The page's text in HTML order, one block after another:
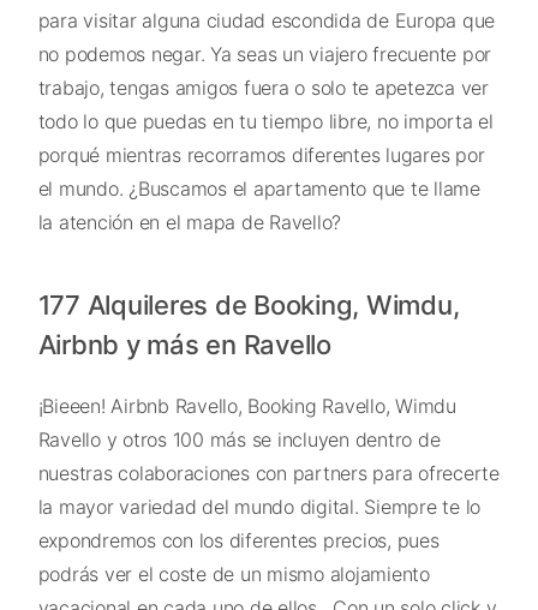
para visitar alguna ciudad escondida de Europa que
no podemos negar. Ya seas un viajero frecuente por
trabajo, tengas amigos fuera o solo te apetezca ver
todo lo que puedas en tu tiempo libre, no importa el
porqué mientras recorramos diferentes lugares por
el mundo. ¿Buscamos el apartamento que te llame
la atención en el mapa de Ravello?
177 Alquileres de Booking, Wimdu,
Airbnb y más en Ravello
¡Bieeen! Airbnb Ravello, Booking Ravello, Wimdu
Ravello y otros 100 más se incluyen dentro de
nuestras colaboraciones con partners para ofrecerte
la mayor variedad del mundo digital. Siempre te lo
expondremos con los diferentes precios, pues
podrás ver el coste de un mismo alojamiento